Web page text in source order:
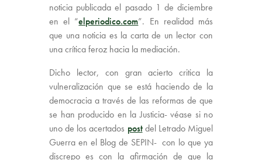
noticia publicada el pasado 1 de diciembre
en el “elperiodico.com”. En realidad más
que una noticia es la carta de un lector con
una crítica feroz hacia la mediación.
Dicho lector, con gran acierto critica la
vulneralización que se está haciendo de la
democracia a través de las reformas de que
se han producido en la Justicia- véase si no
uno de los acertados postdel Letrado Miguel
Guerra en el Blog de SEPIN- con lo que ya
discrepo es con la afirmación de que la